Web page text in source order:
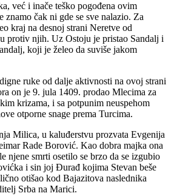
već i inače teško pogođena ovim
čak ni gde se sve nalazio. Za
kraj na desnoj strani Neretve od
protiv njih. Uz Ostoju je pristao Sandalj i
koji je želeo da suviše jakom
ruke od dalje aktivnosti na ovoj strani
on je 9. jula 1409. prodao Mlecima za
krizama, i sa potpunim neuspehom
otporne snage prema Turcima.
Milica, u kaluđerstvu prozvata Evgenija
Rade Borović. Kao dobra majka ona
njene smrti osetilo se brzo da se izgubio
i sin joj Đurađ kojima Stevan beše
otišao kod Bajazitova naslednika
Srba na Marici.